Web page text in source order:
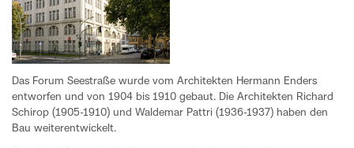
Das Forum Seestraße wurde vom Architekten Hermann Enders
entworfen und von 1904 bis 1910 gebaut. Die Architekten Richard
Schirop (1905-1910) und Waldemar Pattri (1936-1937) haben den
Bau weiterentwickelt.